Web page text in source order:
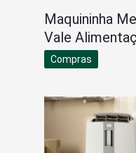
Maquininha
Vale
Compras